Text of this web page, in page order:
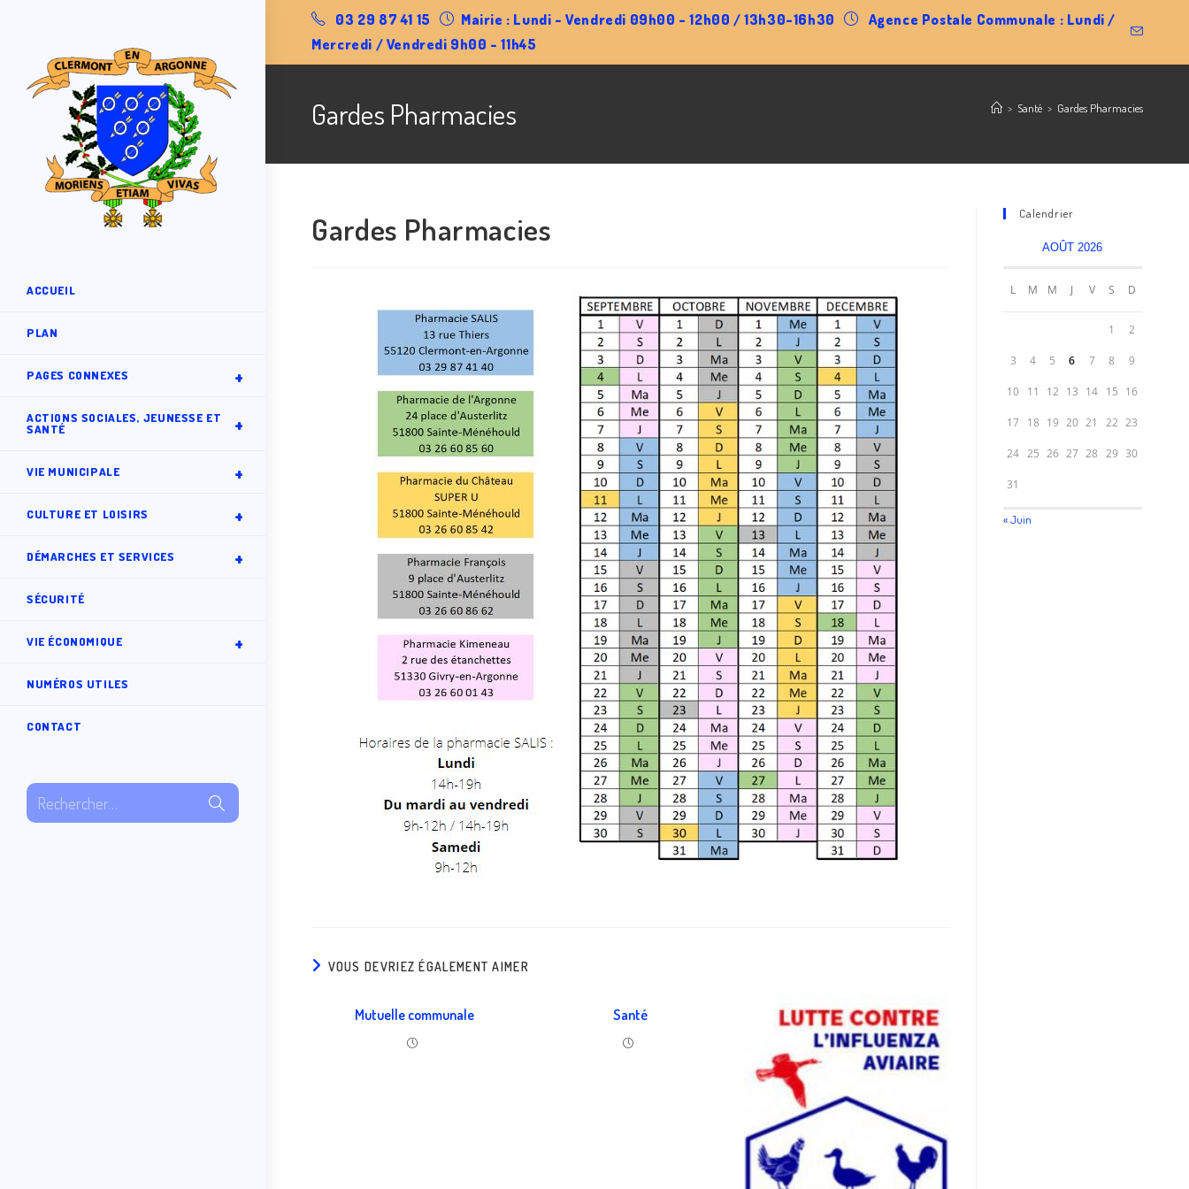
03 29 87 41 15 Mairie : Lundi - Vendredi 09h00 - 12h00 / 13h30-16h30
Agence Postale Communale : Lundi /
Mercredi / Vendredi 9h00 - 11h45
ACCUEIL
PLAN
PAGES CONNEXES
ACTIONS SOCIALES, JEUNESSE ET
SANTÉ
VIE MUNICIPALE
CULTURE ET LOISIRS
DÉMARCHES ET SERVICES
SÉCURITÉ
VIE ÉCONOMIQUE
NUMÉROS UTILES
CONTACT
Rechercher…
Gardes Pharmacies > Santé > Gardes Pharmacies
Gardes Pharmacies
VOUS DEVRIEZ ÉGALEMENT AIMER
Mutuelle communale Santé
Calendrier
AOÛT 2026
L M M J V S D
1 2
3 4 5 6 7 8 9
10 11 12 13 14 15 16
17 18 19 20 21 22 23
24 25 26 27 28 29 30
31
« Juin